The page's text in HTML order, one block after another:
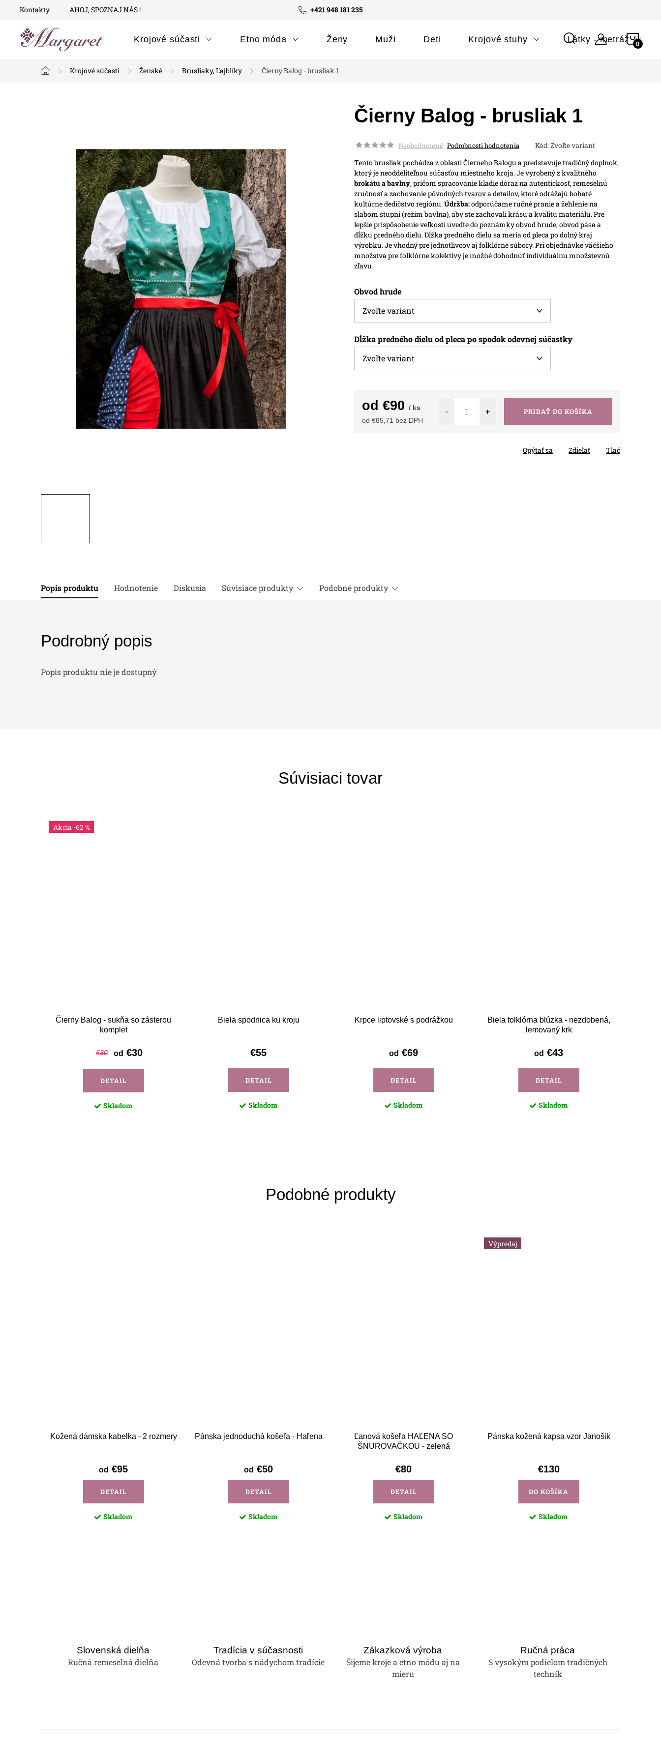
Prejsť
+421 948 181 235
Kontakty AHOJ, SPOZNAJ NÁS !
Krojové súčasti Etno móda Ženy Muži Deti Krojové stuhy Látky - metráž
Domov
Krojové súčasti Ženské Brusliaky, Ľajblíky Čierny Balog - brusliak 1
Čierny Balog - brusliak 1
Neohodnotené Podrobnosti hodnotenia Kód:Zvoľte variant
Tento brusliak pochádza z oblasti Čierneho Balogu a predstavuje tradičný doplnok,
ktorý je neoddeliteľnou súčasťou miestneho kroja. Je vyrobený z kvalitného
brokátu a bavlny, pričom spracovanie kladie dôraz na autentickosť, remeselnú
zručnosť a zachovanie pôvodných tvarov a detailov, ktoré odrážajú bohaté
kultúrne dedičstvo regiónu.Údržba:odporúčame ručné pranie a žehlenie na
slabom stupni (režim bavlna), aby ste zachovali krásu a kvalitu materiálu.Pre
lepšie prispôsobenie veľkosti uveďte do poznámky obvod hrude, obvod pása a
dĺžku predného dielu. Dĺžka predného dielu sa meria od pleca po dolný kraj
výrobku.Je vhodný pre jednotlivcov aj folklórne súbory. Pri objednávke väčšieho
množstva pre folklórne kolektívy je možné dohodnúť individuálnu množstevnú
zľavu.
Obvod hrude
Dĺžka predného dielu od pleca po spodok odevnej súčastky
od €90 / ks
od €85,71 bez DPH
PRIDAŤ DO KOŠÍKA
Tlač
Opýtať sa Zdieľať
Popis produktu Hodnotenie Diskusia Súvisiace produkty Podobné produkty
Podrobný popis
Popis produktu nie je dostupný
Súvisiaci tovar
-62 %
Čierny Balog - sukňa so zásterou
komplet
€80 od €30
DETAIL
Skladom
Biela spodnica ku kroju
€55
DETAIL
Skladom
Krpce liptovské s podrážkou
od €69
DETAIL
Skladom
Biela folklórna blúzka - nezdobená,
lemovaný krk
od €43
DETAIL
Skladom
Kožená dámska kabelka - 2 rozmery
od €95
DETAIL
Skladom
Pánska jednoduchá košeľa - Haľena
od €50
DETAIL
Skladom
Ľanová košeľa HAĽENA SO
ŠNUROVAČKOU - zelená
€80
DETAIL
Skladom
Výpredaj
Pánska kožená kapsa vzor Janošik
€130
DO KOŠÍKA
Skladom
Slovenská dielňa
Ručná remeselná dielňa
Tradícia v súčasnosti
Odevná tvorba s nádychom tradície
Zákazková výroba
Šijeme kroje a etno módu aj na
mieru
Ručná práca
S vysokým podielom tradičných
techník